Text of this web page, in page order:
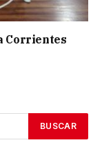
Corrientes